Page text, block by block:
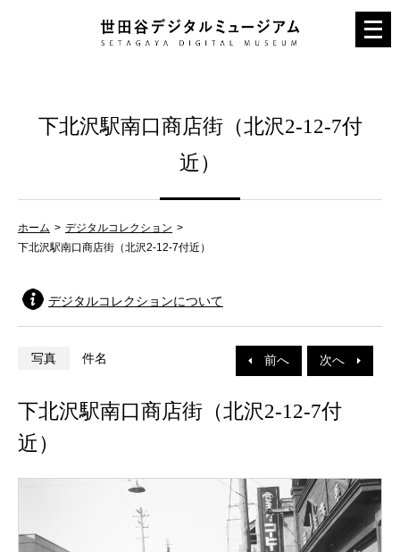
メ
ニ
を
下北沢駅南口商店街（北沢2-12-7付
近）
ホーム
デジタルコレクション
下北沢駅南口商店街（北沢2-12-7付近）
デジタルコレクションについて
前へ 次へ
写真 件名
下北沢駅南口商店街（北沢2-12-7付
近）